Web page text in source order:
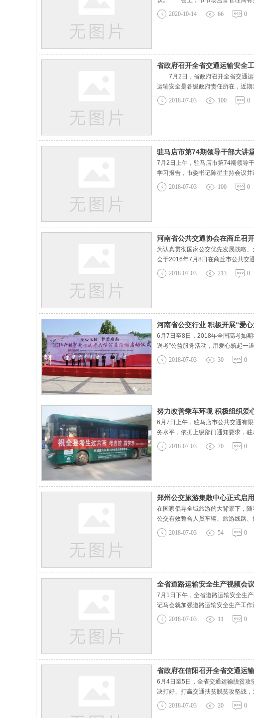
准化试点项目建设的决策部署，并
试。 通过培训，市公交公司与会
2020-10-14 66 0
省政府召开全省交通运输安全
7月2日，省政府召开全省交通运
运输安全是各级政府责任所在，近
越的红线，认真吸取6·29重大交通
形势，全力确保人民群众安全便捷出
2018-07-03 100 0
驻马店市第74期领导干部大讲
7月2日上午，驻马店市第74期领导
学习报告，市委书记陈星主持会议
的产生历程，深入解析了宪法的主
导干部深入学习贯彻习近平新时代中
2018-07-03 100 0
河南省公共交通协会在商丘召
为认真贯彻国家公交优先发展战略
会于2016年7月8日在商丘市公共交
副处长相秀云出席现场会，河南省
910台纯电动空调公交车辆，基本实
2018-07-03 213 0
河南省公交行业 积极开展“爱
6月7日至8日，2018年全国高考如
送考”公益服务活动，用爱心筑起一
次。 高考期间，除考生可以凭准考
为了给高考考生和家长提供更好
2018-07-03 30 0
努力改善乘车环境 积极组织爱
6月7日上午，驻马店市公共交通有
务水平，依据上级部门通知要求，
增加班次，保证首末班车发车时间
乘人员主动服务，尽可能为考生
2018-07-03 70 0
郑州公交旅游集散中心正式启用
在国家倡导全域旅游的大背景下，
公交有效整合人员车辆、旅游线路
推广相关政策，充分发挥郑州公交
优质的旅游服务，使郑州旅游服务
2018-07-03 54 0
全省道路运输安全生产视频会
7月1日下午，全省道路运输安全生
记马会就加强道路运输安全生产工
安全的狠劲、韧劲和干劲，以真抓
组织力量，全面开展安全隐患“五个
2018-07-03 11 0
省政府在信阳召开全省交通运
6月4日至5日，全省交通运输脱贫攻
决打好、打赢交通扶贫脱贫攻坚战
坚战、实现全面小康的基础支撑和
攻坚第六次推进会议精神，
2018-07-03 20 0